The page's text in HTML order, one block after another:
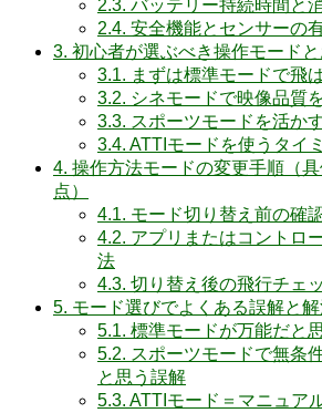
2.3. バッテリー持続時間と
2.4. 安全機能とセンサーの
3. 初心者が選ぶべき操作モード
3.1. まずは標準モードで飛
3.2. シネモードで映像品質
3.3. スポーツモードを活か
3.4. ATTIモードを使うタイ
4. 操作方法モードの変更手順（
点）
4.1. モード切り替え前の確
4.2. アプリまたはコントロ
法
4.3. 切り替え後の飛行チェ
5. モード選びでよくある誤解と
5.1. 標準モードが万能だと
5.2. スポーツモードで無条
と思う誤解
5.3. ATTIモード＝マニュア